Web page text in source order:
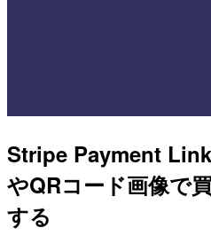
Stripe Payment
やQRコード画像で
する